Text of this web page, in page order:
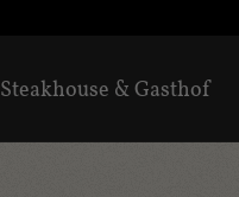
Steakhouse & Gasthof